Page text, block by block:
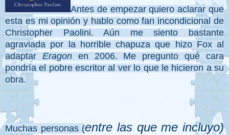
Antes de empezar quiero aclarar que
esta es mi opinión y hablo como fan incondicional de
Christopher Paolini. Aún me siento bastante
agraviada por la horrible chapuza que hizo Fox al
adaptar Eragonen 2006. Me pregunto qué cara
pondría el pobre escritor al ver lo que le hicieron a su
obra.
Muchas personas (entre las que me incluyo)